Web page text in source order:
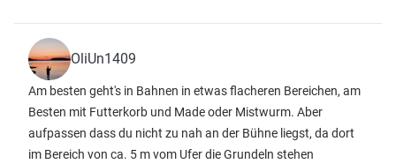
OliUn1409
Am besten geht's in Bahnen in etwas flacheren Bereichen, am
Besten mit Futterkorb und Made oder Mistwurm. Aber
aufpassen dass du nicht zu nah an der Bühne liegst, da dort
im Bereich von ca. 5 m vom Ufer die Grundeln stehen